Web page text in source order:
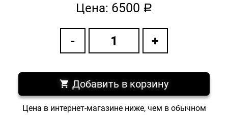
Цена: 6500 a
Добавить в корзину
Цена в интернет-магазине ниже, чем в обычном